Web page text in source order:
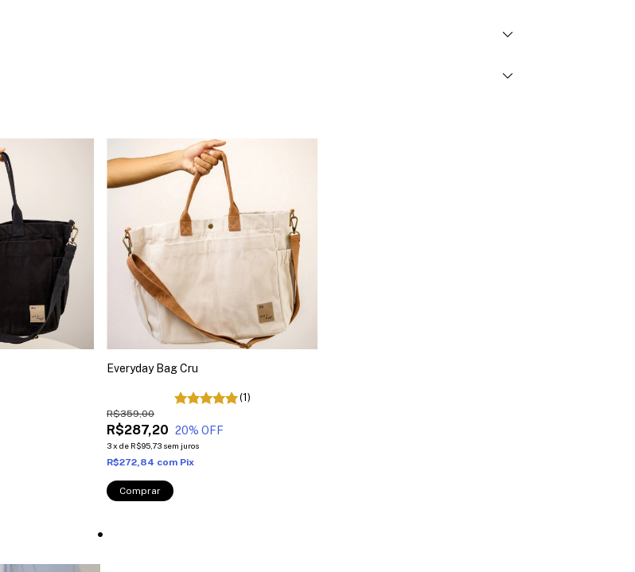
Everyday Bag Cru
(1)
R$287,20
R$359,00
20% OFF
3x de R$95,73 sem juros
R$272,84 com Pix